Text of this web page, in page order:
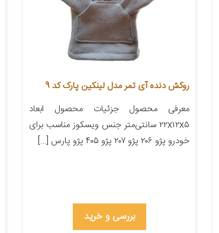
روکش دنده آی تمر مدل لینکین پارک کد 9
معرفی محصول جزئیات محصول ابعاد
۲۲x۱۲x۵ سانتی‌متر جنس ویسکوز مناسب برای
خودرو پژو ۲۰۶ پژو ۲۰۷ پژو ۴۰۵ پژو پارس […]
بررسی و خرید